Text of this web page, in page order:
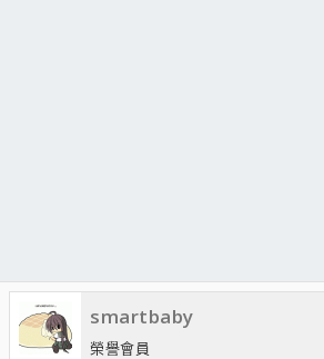
smartbaby
榮譽會員